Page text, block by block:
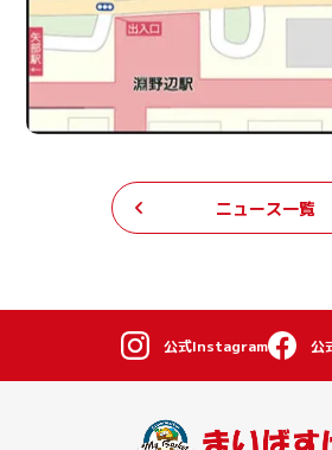
ニュース一覧
公式Instagram 公